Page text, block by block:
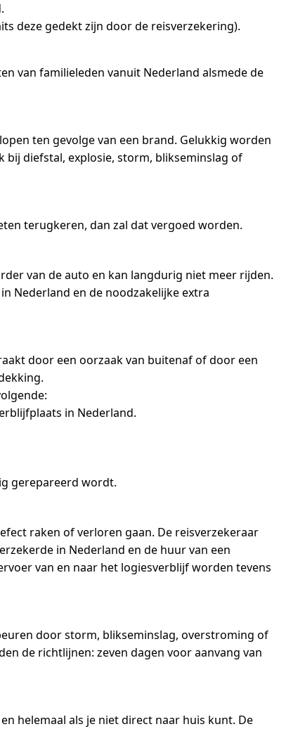
deze gedekt zijn door de reisverzekering).
van familieleden vanuit Nederland alsmede de
ten gevolge van een brand. Gelukkig worden
bij diefstal, explosie, storm, blikseminslag of
terugkeren, dan zal dat vergoed worden.
van de auto en kan langdurig niet meer rijden.
Nederland en de noodzakelijke extra
door een oorzaak van buitenaf of door een
in Nederland.
gerepareerd wordt.
raken of verloren gaan. De reisverzekeraar
in Nederland en de huur van een
van en naar het logiesverblijf worden tevens
door storm, blikseminslag, overstroming of
de richtlijnen: zeven dagen voor aanvang van
helemaal als je niet direct naar huis kunt. De